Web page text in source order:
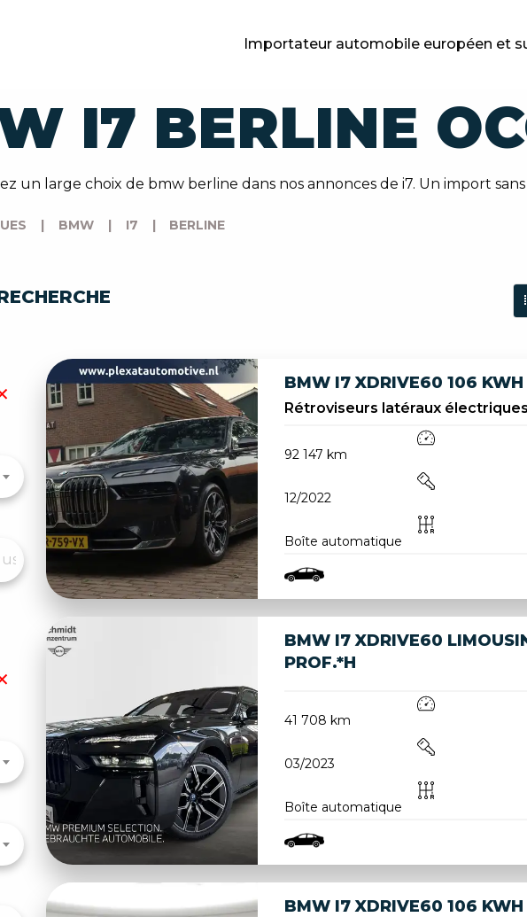
Importateur automobile européen et
I7 BERLINE
un large choix de bmw berline dans nos annonces de i7. Un import
| BMW | I7 | BERLINE
BMW I7 XDRIVE60 106 KWH
Rétroviseurs latéraux
92 147 km
12/2022
Boîte automatique
BMW I7 XDRIVE60
PROF.*H
41 708 km
03/2023
Boîte automatique
BMW I7 XDRIVE60 106 KWH